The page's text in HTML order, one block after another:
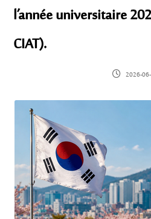
l’année universitaire
CIAT).
2026-